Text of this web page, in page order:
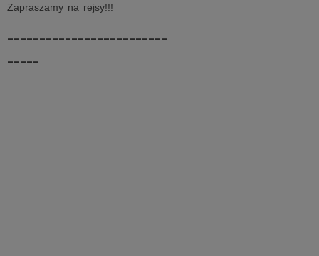
Zapraszamy na rejsy!!!
-------------------------
-----